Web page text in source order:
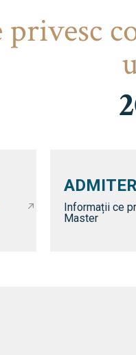
Informații ce
Master